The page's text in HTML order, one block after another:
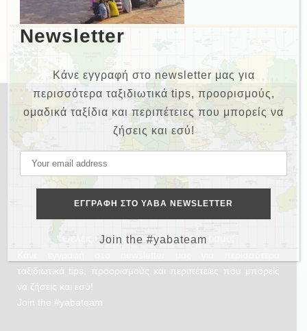
NEWSLETTER
Θέλεις και εσύ να γυρίσεις τον κόσμο;
ταξιδιωτικά tips, προορισμούς και περιπέτειες που μπορείς
να ζήσεις και εσύ!
Join the #yabateam
Newsletter
Κάνε εγγραφή στο newsletter μας για
περισσότερα ταξιδιωτικά tips, προορισμούς,
ομαδικά ταξίδια και περιπέτειες που μπορείς να
ζήσεις και εσύ!
Join the #yabateam